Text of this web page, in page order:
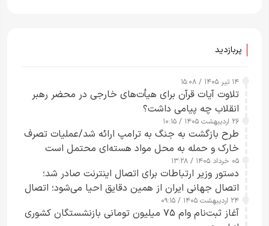
پربازدید
۱۴ تیر ۱۴۰۵ / ۱۵:۰۸
تلاوت آیات قرآن برای هیأت‌های خارجی در محضر رهبر
انقلاب چه پیامی داشت؟
۲۶ اردیبهشت ۱۴۰۵ / ۱۰:۱۵
طرح‌ بازگشت به جنگ به ترامپ ارائه شد/عملیات تصرف
خارک و حمله به محل مواد هسته‌ای محتمل است
۰۵ خرداد ۱۴۰۵ / ۱۳:۲۸
دستور وزیر ارتباطات برای اتصال اینترنت صادر شد؛
اتصال جهانی ایران از همین دقایق احیا می‌شود؛ اتصال
کامل مردم تا ۲۴ ساعت آینده
۲۴ اردیبهشت ۱۴۰۵ / ۰۹:۱۵
آغاز ثبت‌نام وام ۷۵ میلیون تومانی بازنشستگان کشوری